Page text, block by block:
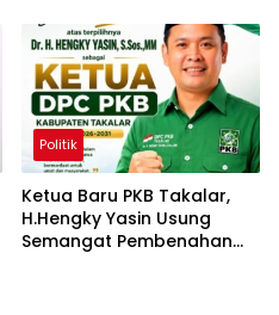
Panrannuangku
Politik
Ketua Baru PKB Takalar,
H.Hengky Yasin Usung
Semangat Pembenahan